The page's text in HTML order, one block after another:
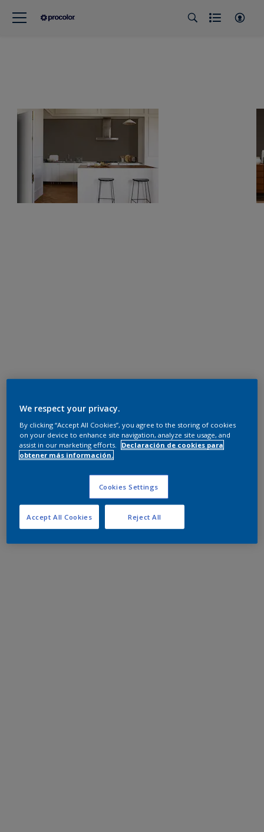
We respect your privacy.
By clicking “Accept All Cookies”, you agree to the storing of cookies
on your device to enhance site navigation, analyze site usage, and
assist in our marketing efforts.
Declaración de cookies para
obtener más información.
Cookies Settings
Reject All
Accept All Cookies